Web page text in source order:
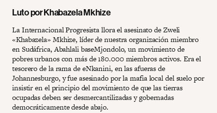
Luto por Khabazela Mkhize
La Internacional Progresista llora el asesinato de Zweli
«Khabazela» Mkhize, líder de nuestra organización miembro
en Sudáfrica, Abahlali baseMjondolo, un movimiento de
pobres urbanos con más de 180.000 miembros activos. Era el
tesorero de la rama de eNkanini, en las afueras de
Johannesburgo, y fue asesinado por la mafia local del suelo por
insistir en el principio del movimiento de que las tierras
ocupadas deben ser desmercantilizadas y gobernadas
democráticamente desde abajo.